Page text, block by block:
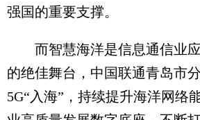
强国的重要支撑。
而智慧海洋是信息通信业应
的绝佳舞台，中国联通青岛市
5G“入海”，持续提升海洋网络